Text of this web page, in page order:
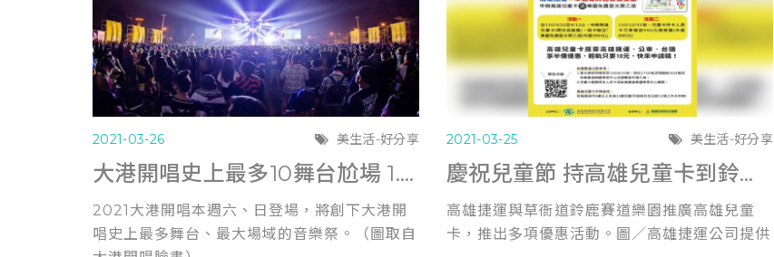
2021-03-26 美生活-好分享
大港開唱史上最多10舞台尬場 1.5公里超大場域要翻高雄港灣 (自由時報0324)
2021大港開唱本週六、日登場，將創下大港開
唱史上最多舞台、最大場域的音樂祭。（圖取自
2021-03-25 美生活-好分享
慶祝兒童節 持高雄兒童卡到鈴鹿賽道樂園有多項優惠 (聯合報0324)
高雄捷運與草衙道鈴鹿賽道樂園推廣高雄兒童
卡，推出多項優惠活動。圖／高雄捷運公司提供